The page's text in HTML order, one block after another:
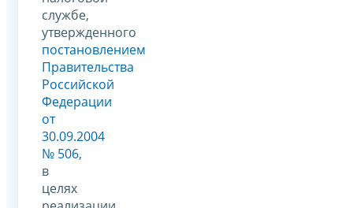
службе,
утвержденного
постановлением
Правительства
Российской
Федерации
от
30.09.2004
№ 506,
в
целях